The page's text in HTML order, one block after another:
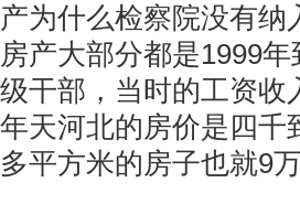
产为什么检察院没有
房产大部分都是1999
级干部，当时的工资收
年天河北的房价是四千
多平方米的房子也就9万